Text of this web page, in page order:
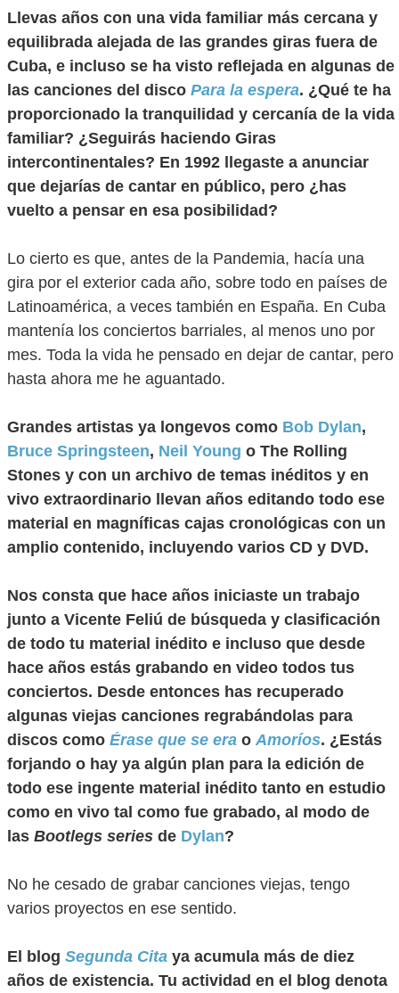
Llevas años con una vida familiar más cercana y
equilibrada alejada de las grandes giras fuera de
Cuba, e incluso se ha visto reflejada en algunas de
las canciones del disco Para la espera. ¿Qué te ha
proporcionado la tranquilidad y cercanía de la vida
familiar? ¿Seguirás haciendo Giras
intercontinentales? En 1992 llegaste a anunciar
que dejarías de cantar en público, pero ¿has
vuelto a pensar en esa posibilidad?
Lo cierto es que, antes de la Pandemia, hacía una
gira por el exterior cada año, sobre todo en países de
Latinoamérica, a veces también en España. En Cuba
mantenía los conciertos barriales, al menos uno por
mes. Toda la vida he pensado en dejar de cantar, pero
hasta ahora me he aguantado.
Grandes artistas ya longevos como Bob Dylan,
Bruce Springsteen, Neil Young o The Rolling
Stones y con un archivo de temas inéditos y en
vivo extraordinario llevan años editando todo ese
material en magníficas cajas cronológicas con un
amplio contenido, incluyendo varios CD y DVD.
Nos consta que hace años iniciaste un trabajo
junto a Vicente Feliú de búsqueda y clasificación
de todo tu material inédito e incluso que desde
hace años estás grabando en video todos tus
conciertos. Desde entonces has recuperado
algunas viejas canciones regrabándolas para
discos como Érase que se era o Amoríos. ¿Estás
forjando o hay ya algún plan para la edición de
todo ese ingente material inédito tanto en estudio
como en vivo tal como fue grabado, al modo de
las Bootlegs series de Dylan?
No he cesado de grabar canciones viejas, tengo
varios proyectos en ese sentido.
El blog Segunda Cita ya acumula más de diez
años de existencia. Tu actividad en el blog denota